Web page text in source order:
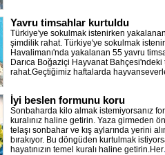
Yavru timsahlar kurtuldu
Türkiye'ye sokulmak istenirken
şimdilik rahat. Türkiye'ye sokulmak
Havalimanı'nda yakalanan 55 yavru
Darıca Boğaziçi Hayvanat
rahat.Geçtiğimiz haftalarda
İyi beslen formunu koru
Sonbaharda kilo almak istemiyorsanız
kuralınız haline getirin. Yaza girmeden
telaşı sonbahar ve kış aylarında yerini
bırakıyor. Bu döngüden kurtulmak
hayatınızın temel kuralı haline getirin.Her